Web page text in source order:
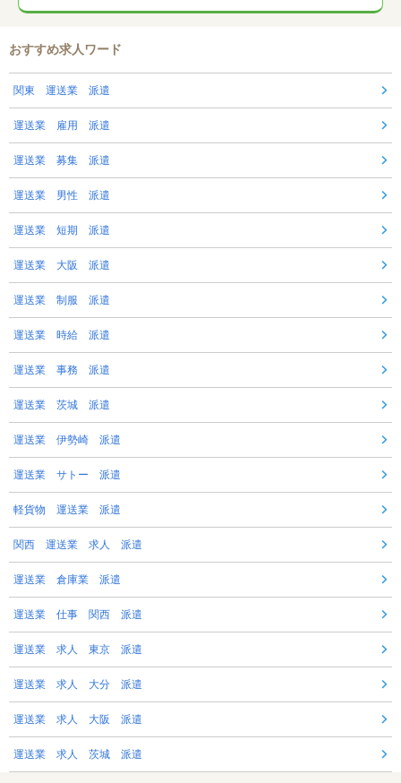
おすすめ求人ワード
関東 運送業 派遣
運送業 雇用 派遣
運送業 募集 派遣
運送業 男性 派遣
運送業 短期 派遣
運送業 大阪 派遣
運送業 制服 派遣
運送業 時給 派遣
運送業 事務 派遣
運送業 茨城 派遣
運送業 伊勢崎 派遣
運送業 サトー 派遣
軽貨物 運送業 派遣
関西 運送業 求人 派遣
運送業 倉庫業 派遣
運送業 仕事 関西 派遣
運送業 求人 東京 派遣
運送業 求人 大分 派遣
運送業 求人 大阪 派遣
運送業 求人 茨城 派遣